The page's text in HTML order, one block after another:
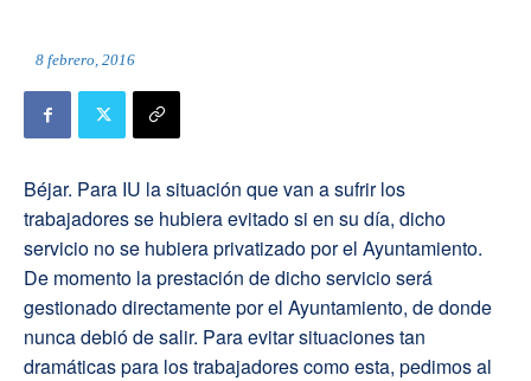
8 febrero, 2016
Béjar. Para IU la situación que van a sufrir los
trabajadores se hubiera evitado si en su día, dicho
servicio no se hubiera privatizado por el Ayuntamiento.
De momento la prestación de dicho servicio será
gestionado directamente por el Ayuntamiento, de donde
nunca debió de salir. Para evitar situaciones tan
dramáticas para los trabajadores como esta, pedimos al